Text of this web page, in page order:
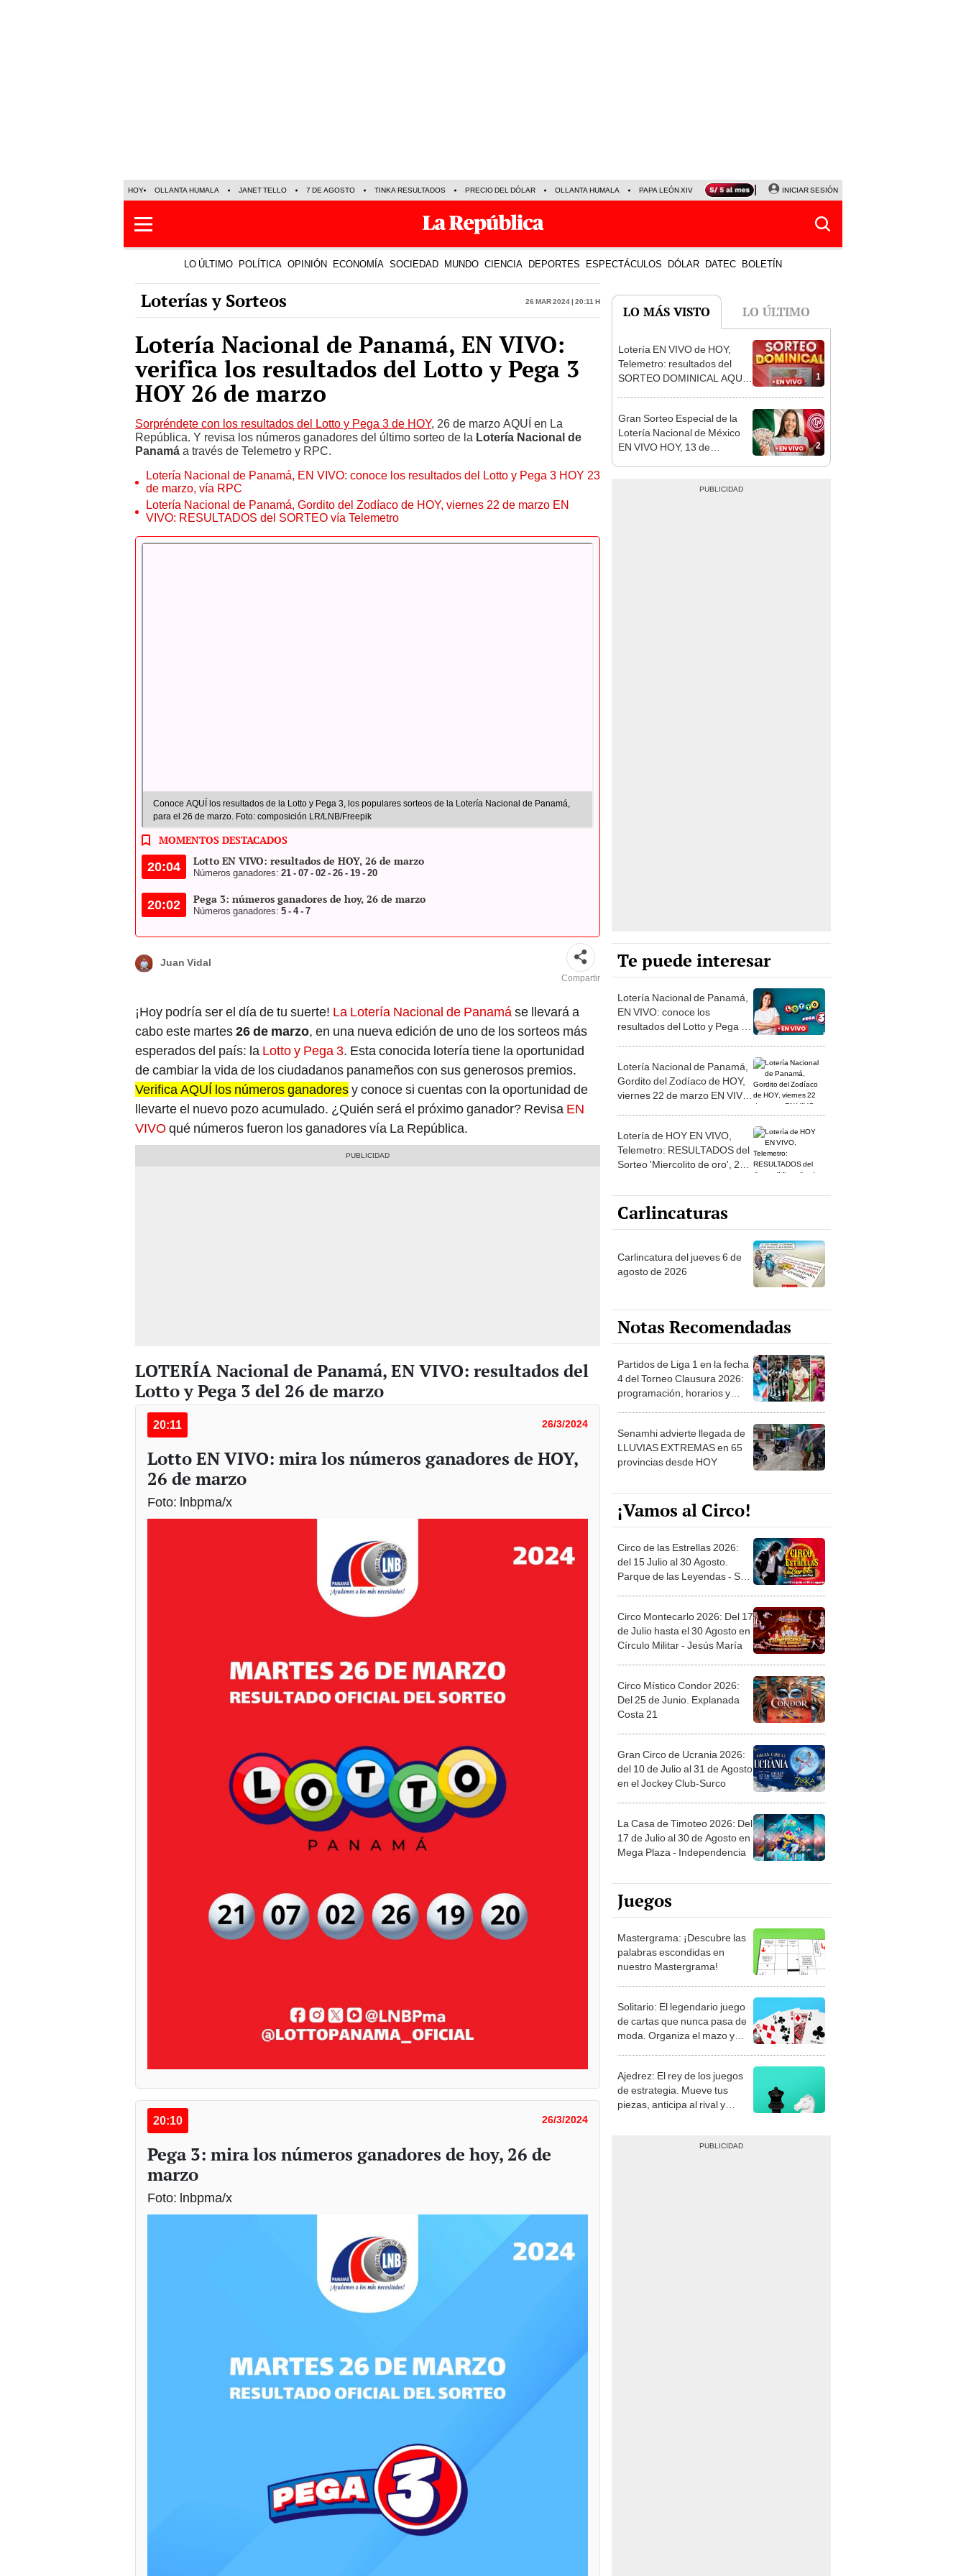
HOY OLLANTA HUMALA JANET TELLO 7 DE AGOSTO TINKA RESULTADOS PRECIO DEL DÓLAR OLLANTA HUMALA PAPA LEÓN XIV NALDY SALDAÑA LA BELLA LUZ
INICIAR SESIÓN
LO ÚLTIMO POLÍTICA OPINIÓN ECONOMÍA SOCIEDAD MUNDO CIENCIA DEPORTES ESPECTÁCULOS DÓLAR DATEC BOLETÍN
Loterías y Sorteos 26 Mar 2024 | 20:11 h
Lotería Nacional de Panamá, EN VIVO:
verifica los resultados del Lotto y Pega 3
HOY 26 de marzo
Sorpréndete con los resultados del Lotto y Pega 3 de HOY, 26 de marzo AQUÍ en La
República. Y revisa los números ganadores del último sorteo de la Lotería Nacional de
Panamá a través de Telemetro y RPC.
Lotería Nacional de Panamá, EN VIVO: conoce los resultados del Lotto y Pega 3 HOY 23
de marzo, vía RPC
Lotería Nacional de Panamá, Gordito del Zodíaco de HOY, viernes 22 de marzo EN
VIVO: RESULTADOS del SORTEO vía Telemetro
Conoce AQUÍ los resultados de la Lotto y Pega 3, los populares sorteos de la Lotería Nacional de Panamá,
para el 26 de marzo. Foto: composición LR/LNB/Freepik
MOMENTOS DESTACADOS
20:04 Lotto EN VIVO: resultados de HOY, 26 de marzo
Números ganadores: 21 - 07 - 02 - 26 - 19 - 20
20:02 Pega 3: números ganadores de hoy, 26 de marzo
Números ganadores: 5 - 4 - 7
Juan Vidal
Compartir
¡Hoy podría ser el día de tu suerte! La Lotería Nacional de Panamáse llevará a
cabo este martes26 de marzo, en una nueva edición de uno de los sorteos más
esperados del país: la Lotto y Pega 3. Esta conocida lotería tiene la oportunidad
de cambiar la vida de los ciudadanos panameños con sus generosos premios.
Verifica AQUÍ los números ganadoresy conoce si cuentas con la oportunidad de
llevarte el nuevo pozo acumulado. ¿Quién será el próximo ganador? Revisa EN
VIVO qué números fueron los ganadores vía La República.
LOTERÍA Nacional de Panamá, EN VIVO: resultados del
Lotto y Pega 3 del 26 de marzo
20:11 26/3/2024
Lotto EN VIVO: mira los números ganadores de HOY,
26 de marzo
Foto: lnbpma/x
20:10 26/3/2024
Pega 3: mira los números ganadores de hoy, 26 de
marzo
Foto: lnbpma/x
LO MÁS VISTO LO ÚLTIMO
1
Lotería EN VIVO de HOY,
Telemetro: resultados del
SORTEO DOMINICAL AQUÍ
2
Gran Sorteo Especial de la
Lotería Nacional de México
EN VIVO HOY, 13 de
Te puede interesar
Lotería Nacional de Panamá,
EN VIVO: conoce los
resultados del Lotto y Pega 3
Lotería Nacional de Panamá,
Gordito del Zodíaco de HOY,
viernes 22 de marzo EN VIVO:
Lotería de HOY EN VIVO,
Telemetro: RESULTADOS del
Sorteo 'Miercolito de oro', 20
Carlincaturas
Carlincatura del jueves 6 de
agosto de 2026
Notas Recomendadas
Partidos de Liga 1 en la fecha
4 del Torneo Clausura 2026:
programación, horarios y
Senamhi advierte llegada de
LLUVIAS EXTREMAS en 65
provincias desde HOY
¡Vamos al Circo!
Circo de las Estrellas 2026:
del 15 Julio al 30 Agosto.
Parque de las Leyendas - San
Circo Montecarlo 2026: Del 17
de Julio hasta el 30 Agosto en
Círculo Militar - Jesús María
Circo Místico Condor 2026:
Del 25 de Junio. Explanada
Costa 21
Gran Circo de Ucrania 2026:
del 10 de Julio al 31 de Agosto
en el Jockey Club-Surco
La Casa de Timoteo 2026: Del
17 de Julio al 30 de Agosto en
Mega Plaza - Independencia
Juegos
Mastergrama: ¡Descubre las
palabras escondidas en
nuestro Mastergrama!
Solitario: El legendario juego
de cartas que nunca pasa de
moda. Organiza el mazo y
Ajedrez: El rey de los juegos
de estrategia. Mueve tus
piezas, anticipa al rival y